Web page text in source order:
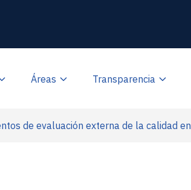
Áreas Transparencia
de evaluación externa de la calidad